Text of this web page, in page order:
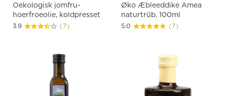
Oekologisk jomfru-
hoerfroeolie, koldpresset
3.9 (7)
Øko Æbleeddike Amea
naturtrüb, 100ml
5.0 (7)